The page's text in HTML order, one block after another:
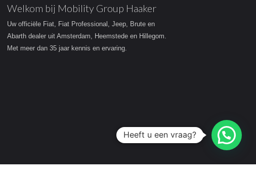
Welkom bij Mobility Group Haaker
Uw officiële Fiat, Fiat Professional, Jeep, Brute en
Abarth dealer uit Amsterdam, Heemstede en Hillegom.
Met meer dan 35 jaar kennis en ervaring.
Heeft u een vraag?